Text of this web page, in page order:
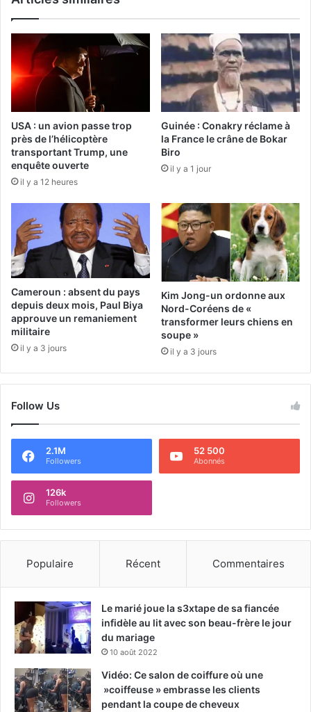
USA : un avion passe trop
près de l’hélicoptère
transportant Trump, une
enquête ouverte
il y a 12 heures
Guinée : Conakry réclame à
la France le crâne de Bokar
Biro
il y a 1 jour
Cameroun : absent du pays
depuis deux mois, Paul Biya
approuve un remaniement
militaire
il y a 3 jours
Kim Jong-un ordonne aux
Nord-Coréens de «
transformer leurs chiens en
soupe »
il y a 3 jours
Follow Us
2.1M
Followers
52 500
Abonnés
126k
Followers
Populaire Récent Commentaires
Le marié joue la s3xtape de sa fiancée
infidèle au lit avec son beau-frère le jour
du mariage
10 août 2022
Vidéo: Ce salon de coiffure où une
»coiffeuse » embrasse les clients
pendant la coupe de cheveux